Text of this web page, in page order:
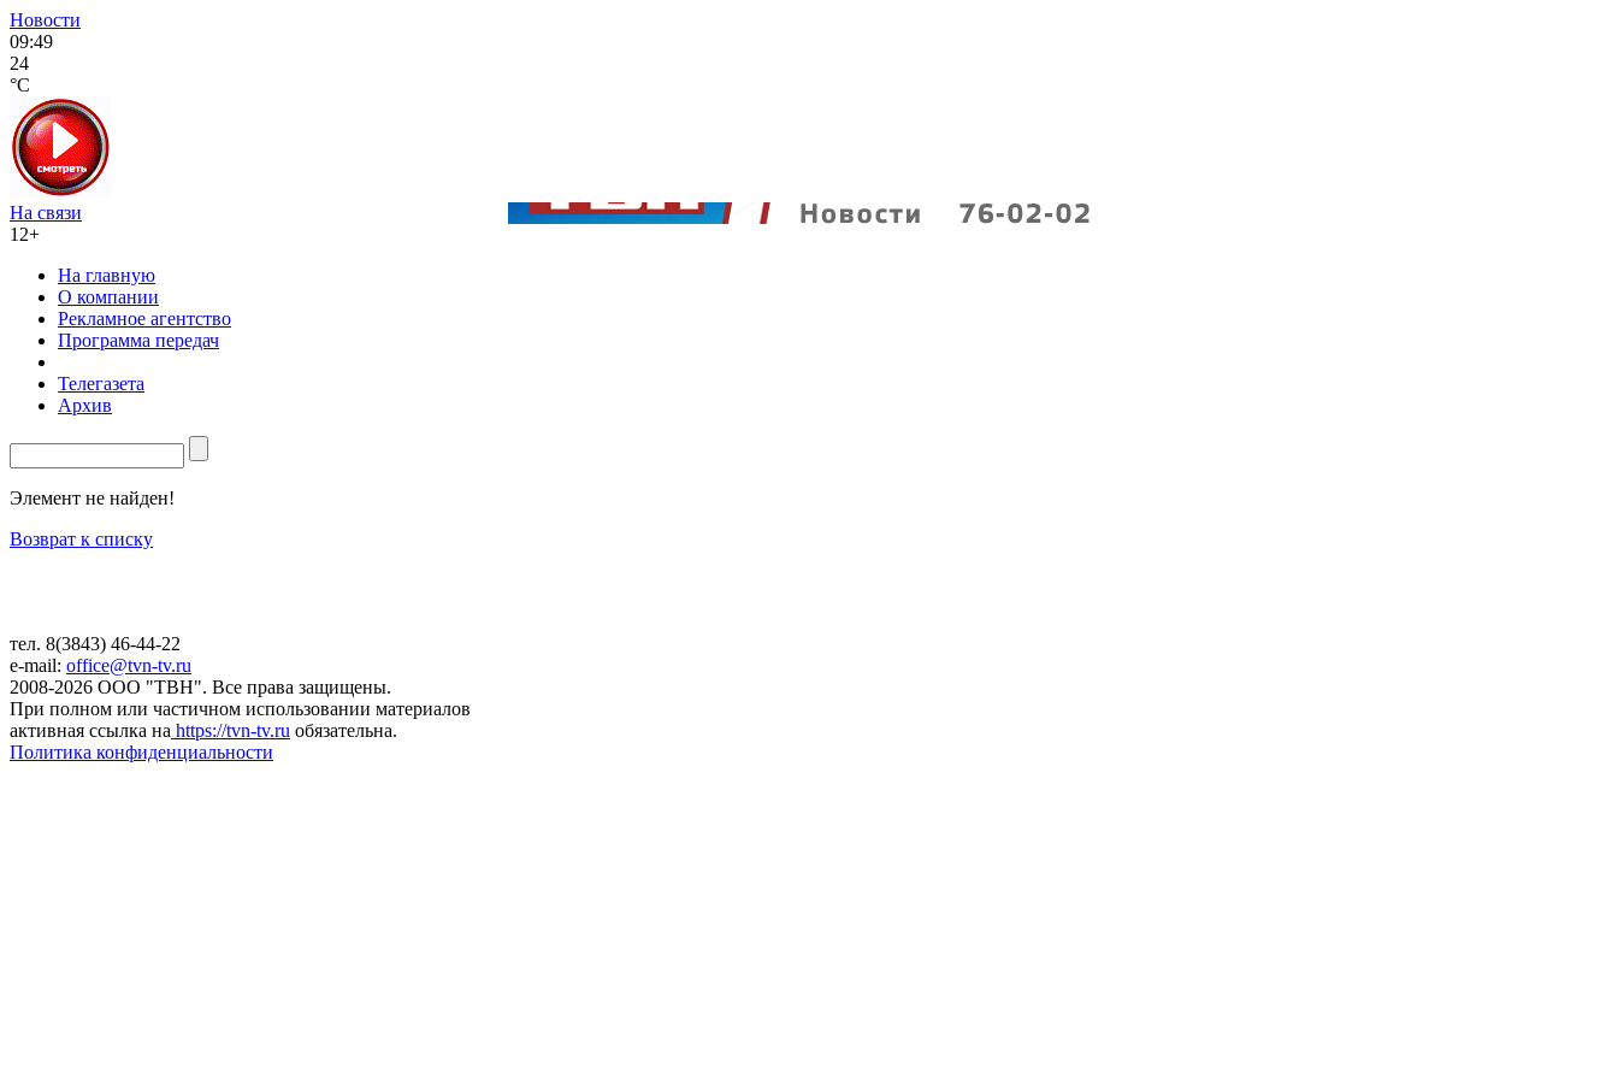
Новости
09:49
24
°C
На связи
12+
На главную
О компании
Рекламное агентство
Программа передач
Телегазета
Архив
Элемент не найден!
Возврат к списку
тел. 8(3843) 46-44-22
e-mail: office@tvn-tv.ru
2008-2026 ООО "ТВН". Все права защищены.
При полном или частичном использовании материалов
активная ссылка на https://tvn-tv.ru обязательна.
Политика конфиденциальности